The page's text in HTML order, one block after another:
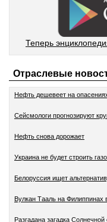
Теперь
Отраслевые
Нефть дешевеет на
Сейсмологи прогнозируют
Нефть снова дорожает
Украина не будет строить
Белоруссия ищет
Вулкан Тааль на Филиппинах
Разгадана загадка